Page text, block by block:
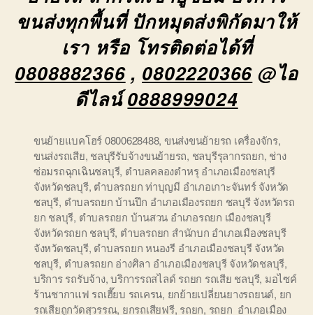
ขนส่งทุกพื้นที่ ปักหมุดส่งพิกัดมาให้
เรา หรือ โทรติดต่อได้ที่
0808882366, 0802220366 @ไอ
ดีไลน์0888999024
ขนย้ายแบคโฮร์ 0800628488, ขนส่งขนย้ายรถ เครื่องจักร,
ขนส่งรถเสีย, ชลบุรีรับจ้างขนย้ายรถ, ชลบุรีรุลากรถยก, ช่าง
ซ่อมรถฉุกเฉินชลบุรี, ตำบลคลองตำหรุ อำเภอเมืองชลบุรี
จังหวัดชลบุรี, ตำบลรถยก ท่าบุญมี อำเภอเกาะจันทร์ จังหวัด
ชลบุรี, ตำบลรถยก บ้านปึก อำเภอเมืองรถยก ชลบุรี จังหวัดรถ
ยก ชลบุรี, ตำบลรถยก บ้านสวน อำเภอรถยก เมืองชลบุรี
จังหวัดรถยก ชลบุรี, ตำบลรถยก สำนักบก อำเภอเมืองชลบุรี
จังหวัดชลบุรี, ตำบลรถยก หนองรี อำเภอเมืองชลบุรี จังหวัด
ชลบุรี, ตำบลรถยก อ่างศิลา อำเภอเมืองชลบุรี จังหวัดชลบุรี,
บริการ รถรับจ้าง,บริการรถสไลด์ รถยก รถเสีย ชลบุรี, มอไซค์
ร้านชากาแฟ รถเฮี๊ยบ รถเครน, ยกย้ายเปลี่ยนยางรถยนต์, ยก
รถเสียถูกวัดสุวรรณ, ยกรถเสียฟรี, รถยก, รถยก อำเภอเมือง